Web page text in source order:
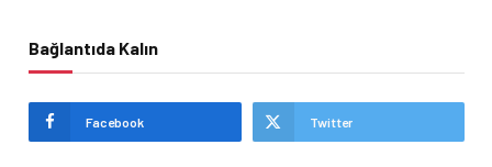
Bağlantıda Kalın
Facebook Twitter